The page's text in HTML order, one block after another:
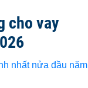
cho vay